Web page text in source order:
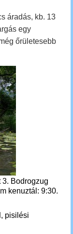
áradás, kb. 13
egy
őrületesebb
3. Bodrogzug
kenuztál: 9:30.
pisilési